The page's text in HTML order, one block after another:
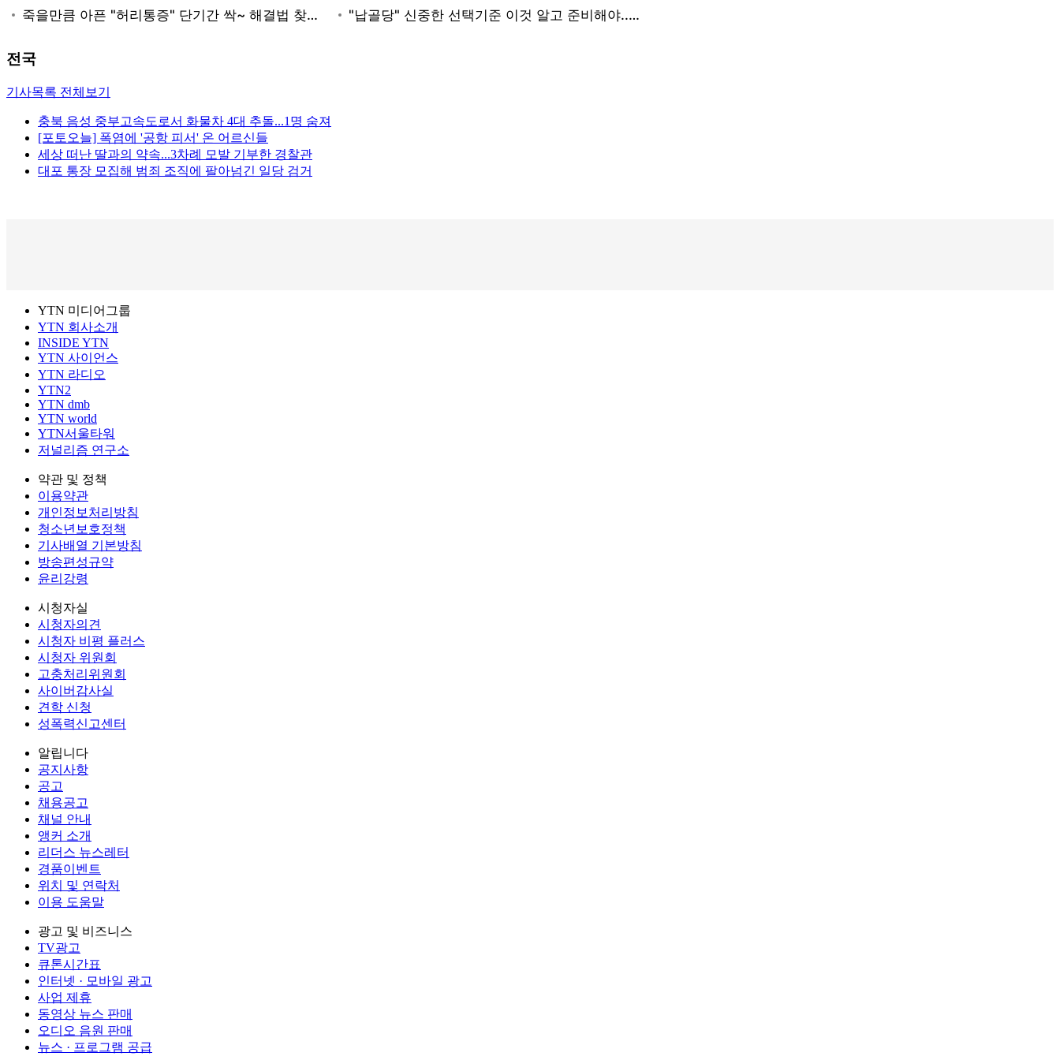
전국
기사목록 전체보기
충북 음성 중부고속도로서 화물차 4대 추돌...1명 숨져
[포토오늘] 폭염에 '공항 피서' 온 어르신들
세상 떠난 딸과의 약속...3차례 모발 기부한 경찰관
대포 통장 모집해 범죄 조직에 팔아넘긴 일당 검거
YTN 미디어그룹
YTN 회사소개
INSIDE YTN
YTN 사이언스
YTN 라디오
YTN2
YTN dmb
YTN world
YTN서울타워
저널리즘 연구소
약관 및 정책
이용약관
개인정보처리방침
청소년보호정책
기사배열 기본방침
방송편성규약
윤리강령
시청자실
시청자의견
시청자 비평 플러스
시청자 위원회
고충처리위원회
사이버감사실
견학 신청
성폭력신고센터
알립니다
공지사항
공고
채용공고
채널 안내
앵커 소개
리더스 뉴스레터
경품이벤트
위치 및 연락처
이용 도움말
광고 및 비즈니스
TV광고
큐톤시간표
인터넷 · 모바일 광고
사업 제휴
동영상 뉴스 판매
오디오 음원 판매
뉴스 · 프로그램 공급